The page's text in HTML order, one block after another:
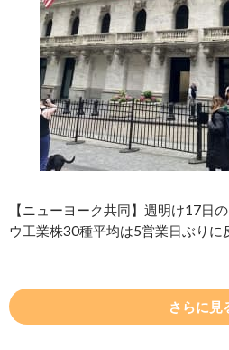
【ニューヨーク共同】週明け17日
ウ工業株30種平均は5営業日ぶり
さらに見